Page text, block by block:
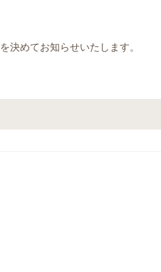
決めてお知らせいたします。